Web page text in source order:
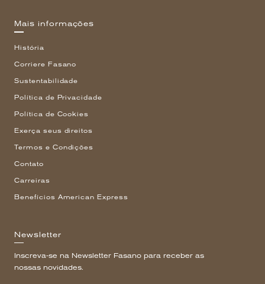
Mais informações
História
Corriere Fasano
Sustentabilidade
Política de Privacidade
Política de Cookies
Exerça seus direitos
Termos e Condições
Contato
Carreiras
Benefícios American Express
Newsletter
Inscreva-se na Newsletter Fasano para receber as
nossas novidades.